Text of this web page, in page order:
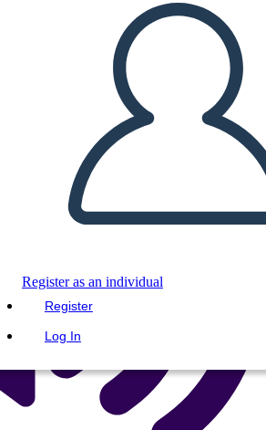
Register as an individual
Register
Log In
CREATE A STORYBOARD
PLAY SLIDESHOW
READ TO ME